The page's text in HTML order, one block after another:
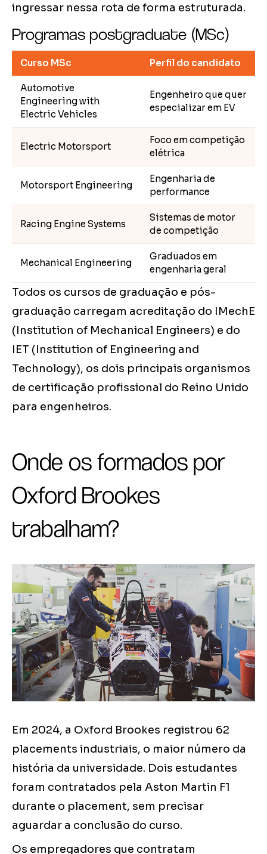
ingressar nessa rota de forma estruturada.
Programas postgraduate (MSc)
Curso MSc Perfil do candidato
Automotive
Engineering with
Electric Vehicles
Engenheiro que quer
especializar em EV
Electric Motorsport
Foco em competição
elétrica
Motorsport Engineering
Engenharia de
performance
Racing Engine Systems
Sistemas de motor
de competição
Mechanical Engineering
Graduados em
engenharia geral
Todos os cursos de graduação e pós-
graduação carregam acreditação do IMechE
(Institution of Mechanical Engineers) e do
IET (Institution of Engineering and
Technology), os dois principais organismos
de certificação profissional do Reino Unido
para engenheiros.
Onde os formados por
Oxford Brookes
trabalham?
Em 2024, a Oxford Brookes registrou 62
placements industriais, o maior número da
história da universidade. Dois estudantes
foram contratados pela Aston Martin F1
durante o placement, sem precisar
aguardar a conclusão do curso.
Os empregadores que contratam